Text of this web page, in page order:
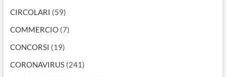
CIRCOLARI (59)
COMMERCIO(7)
CONCORSI (19)
CORONAVIRUS(241)